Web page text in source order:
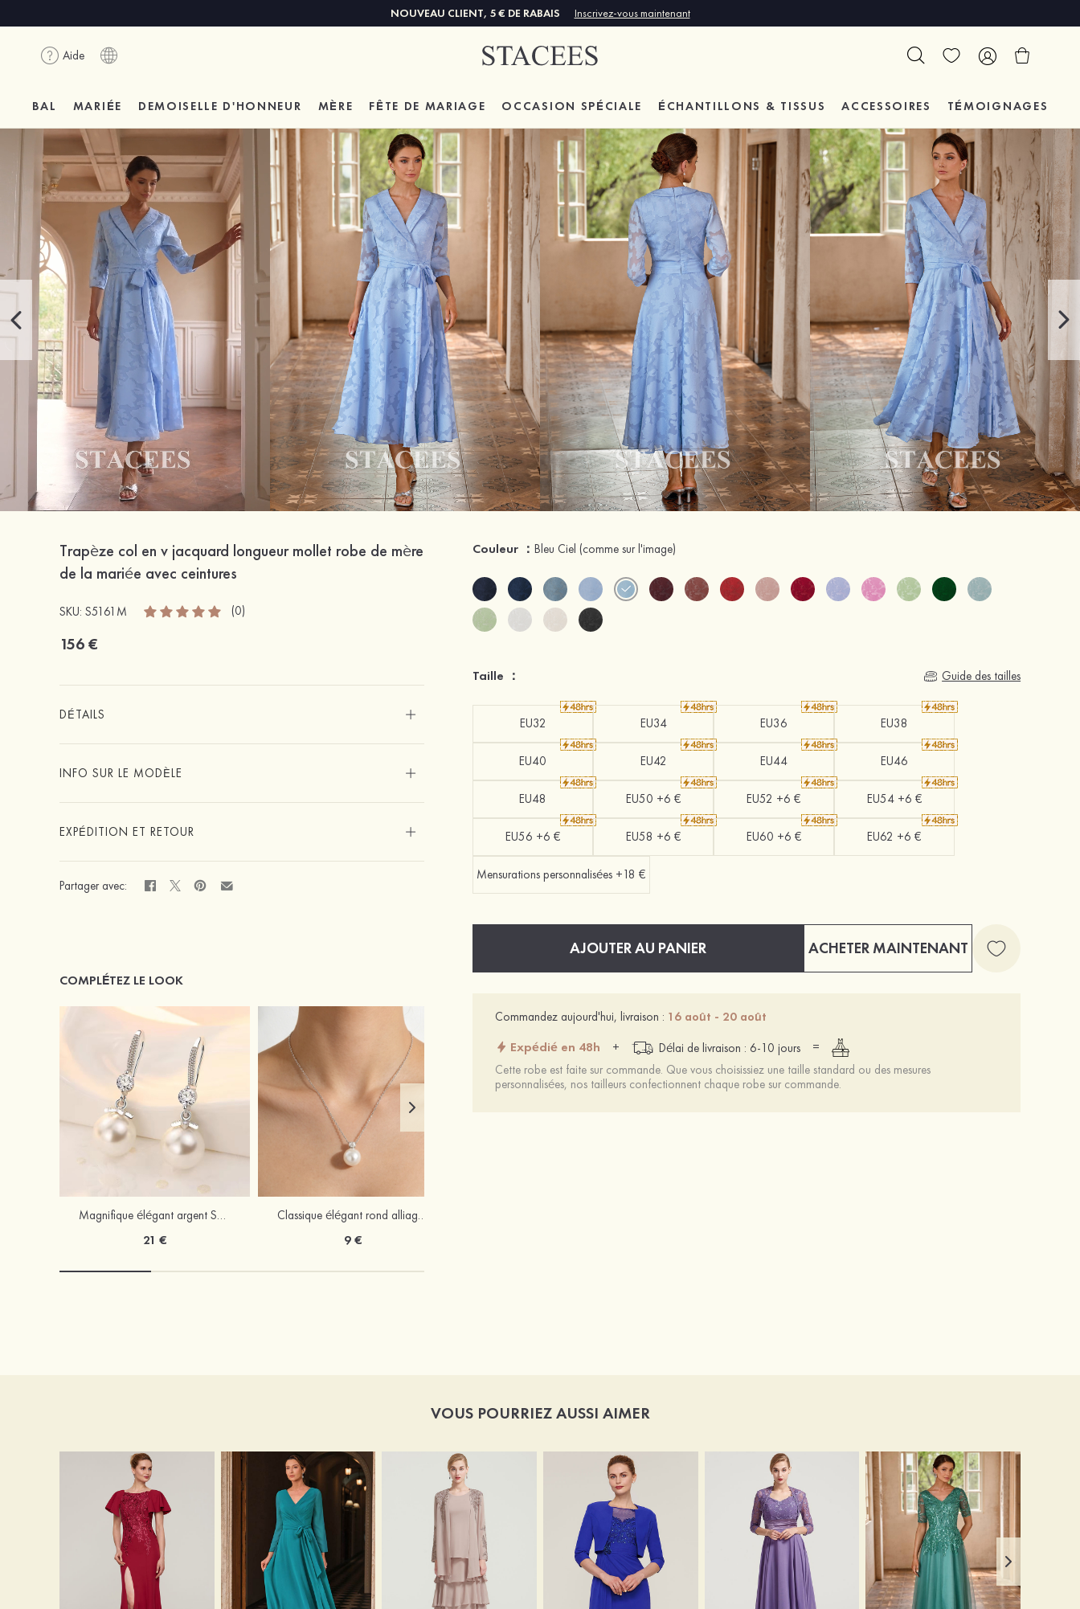
NOUVEAU CLIENT, 5 € DE RABAIS Inscrivez-vous maintenant
Aide
BAL MARIÉE DEMOISELLE D'HONNEUR MÈRE FÊTE DE MARIAGE OCCASION SPÉCIALE ÉCHANTILLONS & TISSUS ACCESSOIRES TÉMOIGNAGES
Trapèze col en v jacquard longueur mollet robe de mère
de la mariée avec ceintures
SKU: S5161M (0)
156 €
DÉTAILS
INFO SUR LE MODÈLE
EXPÉDITION ET RETOUR
Partager avec:
COMPLÉTEZ LE LOOK
Magnifique élégant argent S925 perles d'imitation boucles d'oreilles
21 €
Classique élégant rond alliage colliers avec zircone cubique perles d'imitation
9 €
Couleur ：Bleu Ciel (comme sur l'image)
Taille ： Guide des tailles
EU32 EU34 EU36 EU38
EU40 EU42 EU44 EU46
EU48 EU50 +6 € EU52 +6 € EU54 +6 €
EU56 +6 € EU58 +6 € EU60 +6 € EU62 +6 €
Mensurations personnalisées +18 €
AJOUTER AU PANIER ACHETER MAINTENANT
Commandez aujourd'hui, livraison : 16 août - 20 août
Expédié en 48h + Délai de livraison : 6-10 jours
=
Cette robe est faite sur commande. Que vous choisissiez une taille standard ou des mesures
personnalisées, nos tailleurs confectionnent chaque robe sur commande.
VOUS POURRIEZ AUSSI AIMER